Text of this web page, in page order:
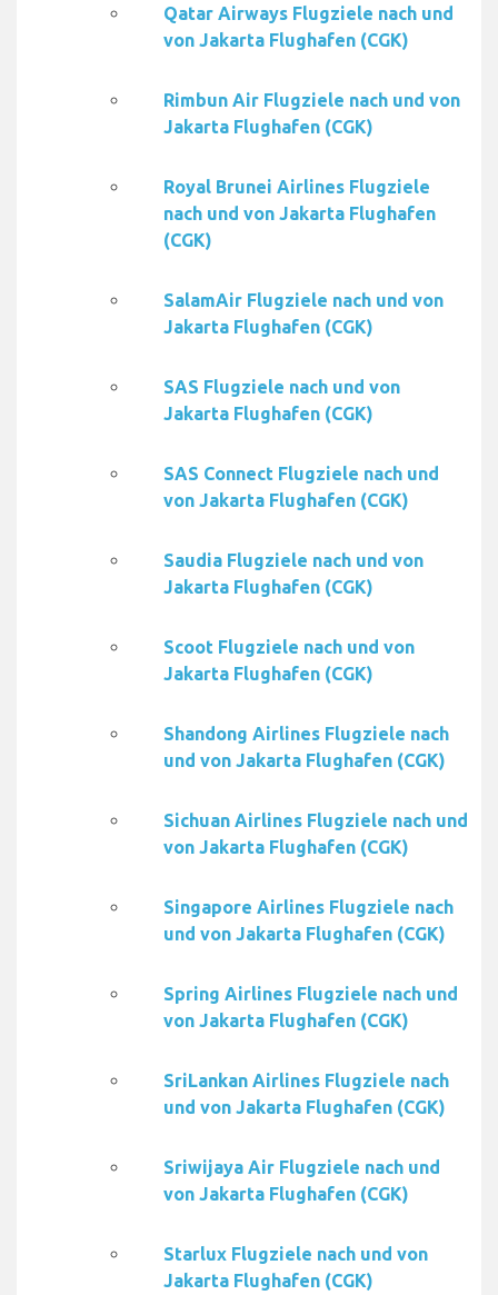
Qatar Airways Flugziele nach und
von Jakarta Flughafen (CGK)
Rimbun Air Flugziele nach und von
Jakarta Flughafen (CGK)
Royal Brunei Airlines Flugziele
nach und von Jakarta Flughafen
(CGK)
SalamAir Flugziele nach und von
Jakarta Flughafen (CGK)
SAS Flugziele nach und von
Jakarta Flughafen (CGK)
SAS Connect Flugziele nach und
von Jakarta Flughafen (CGK)
Saudia Flugziele nach und von
Jakarta Flughafen (CGK)
Scoot Flugziele nach und von
Jakarta Flughafen (CGK)
Shandong Airlines Flugziele nach
und von Jakarta Flughafen (CGK)
Sichuan Airlines Flugziele nach und
von Jakarta Flughafen (CGK)
Singapore Airlines Flugziele nach
und von Jakarta Flughafen (CGK)
Spring Airlines Flugziele nach und
von Jakarta Flughafen (CGK)
SriLankan Airlines Flugziele nach
und von Jakarta Flughafen (CGK)
Sriwijaya Air Flugziele nach und
von Jakarta Flughafen (CGK)
Starlux Flugziele nach und von
Jakarta Flughafen (CGK)